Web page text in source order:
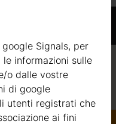
Signals, per
informazioni sulle
o dalle vostre
di google
utenti registrati che
ai fini